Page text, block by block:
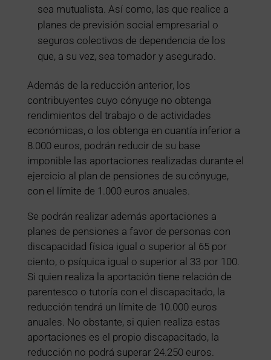
sea mutualista. Así como, las que realice a
planes de previsión social empresarial o
seguros colectivos de dependencia de los
que, a su vez, sea tomador y asegurado.
Además de la reducción anterior, los
contribuyentes cuyo cónyuge no obtenga
rendimientos del trabajo o de actividades
económicas, o los obtenga en cuantía inferior a
8.000 euros, podrán reducir de su base
imponible las aportaciones realizadas durante el
ejercicio al plan de pensiones de su cónyuge,
con el límite de 1.000 euros anuales.
Se podrán realizar además aportaciones a
planes de pensiones a favor de personas con
discapacidad física igual o superior al 65 por
ciento, o psíquica igual o superior al 33 por 100.
Si quien realiza la aportación tiene relación de
parentesco o tutoría con el discapacitado, la
reducción tendrá un límite de 10.000 euros
anuales. No obstante, si quien realiza estas
aportaciones es el propio discapacitado, la
reducción no podrá superar 24.250 euros.